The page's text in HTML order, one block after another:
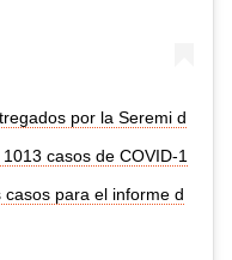
por la Seremi d
casos de COVID-1
para el informe d